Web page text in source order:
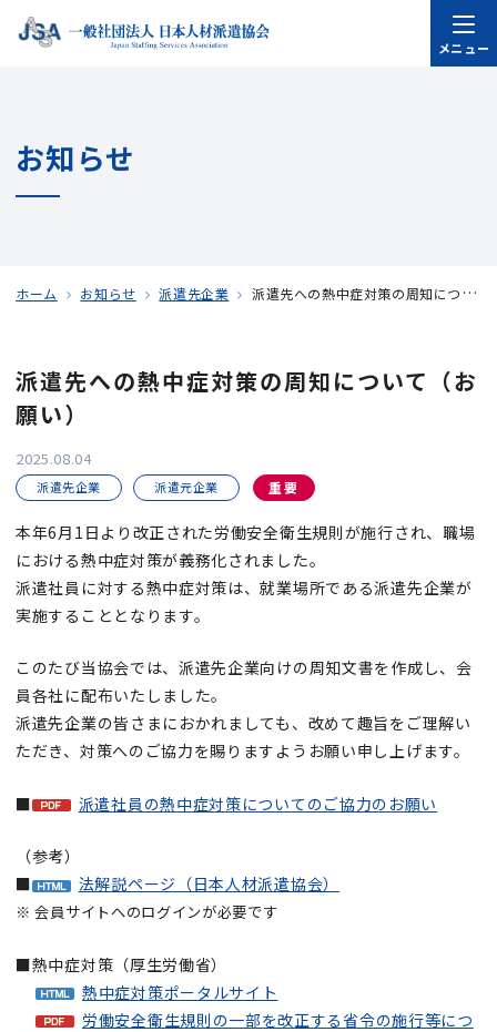
メニュー
お知らせ
ホーム お知らせ 派遣先企業 派遣先への熱中症対策の周知について（お願い）
派遣先への熱中症対策の周知について（お
願い）
2025.08.04
派遣先企業 派遣元企業 重要
本年6月1日より改正された労働安全衛生規則が施行され、職場
における熱中症対策が義務化されました。​
派遣社員に対する熱中症対策は、就業場所である派遣先企業が
実施することとなります。​
このたび当協会では、派遣先企業向けの周知文書を作成し、会
員各社に配布いたしました。
派遣先企業の皆さまにおかれましても、改めて趣旨をご理解い
ただき、対策へのご協力を賜りますようお願い申し上げます。
■ 派遣社員の熱中症対策についてのご協力のお願い
（参考）
■
法解説ページ（日本人材派遣協会）
※ 会員サイトへのログインが必要です
■熱中症対策（厚生労働省）
熱中症対策ポータルサイト
労働安全衛生規則の一部を改正する省令の施行等につ